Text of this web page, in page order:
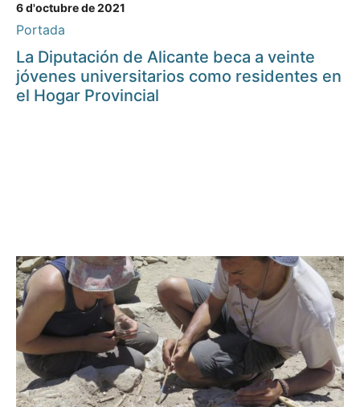
6 d'octubre de 2021
Portada
La Diputación de Alicante beca a veinte
jóvenes universitarios como residentes en
el Hogar Provincial